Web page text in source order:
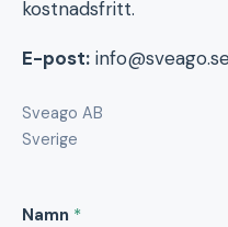
kostnadsfritt.
E-post:
Sveago AB
Sverige
Namn *